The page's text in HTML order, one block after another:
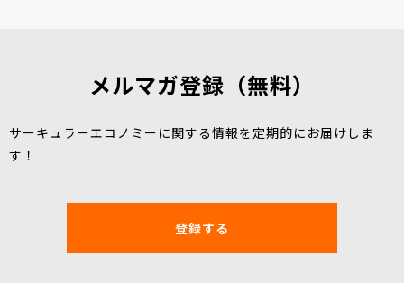
メルマガ登録（無料）
サーキュラーエコノミーに関する情報を定期的にお届けしま
す！
登録する